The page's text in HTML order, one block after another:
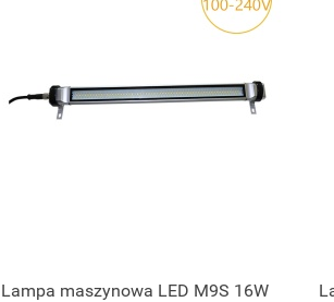
Lampa maszynowa LED M9S 16W